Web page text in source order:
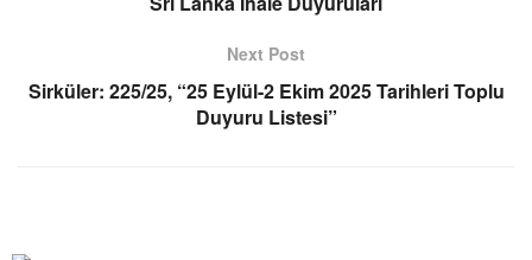
Next Post
Sirküler: 225/25, “25 Eylül-2 Ekim 2025 Tarihleri Toplu
Duyuru Listesi”